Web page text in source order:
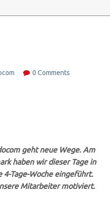
0 Comments
geht neue Wege. Am
haben wir dieser Tage in
Tage-Woche eingeführt.
Mitarbeiter motiviert.